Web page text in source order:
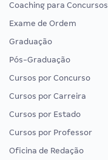
Coaching para Concursos
Exame de Ordem
Graduação
Pós-Graduação
Cursos por Concurso
Cursos por Carreira
Cursos por Estado
Cursos por Professor
Oficina de Redação